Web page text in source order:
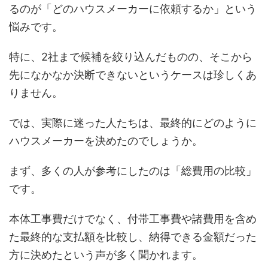
るのが「どのハウスメーカーに依頼するか」という
悩みです。
特に、2社まで候補を絞り込んだものの、そこから
先になかなか決断できないというケースは珍しくあ
りません。
では、実際に迷った人たちは、最終的にどのように
ハウスメーカーを決めたのでしょうか。
まず、多くの人が参考にしたのは「総費用の比較」
です。
本体工事費だけでなく、付帯工事費や諸費用を含め
た最終的な支払額を比較し、納得できる金額だった
方に決めたという声が多く聞かれます。